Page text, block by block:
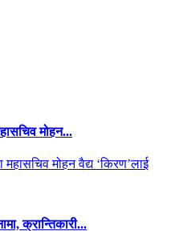
मोहन...
क्रान्तिकारी...